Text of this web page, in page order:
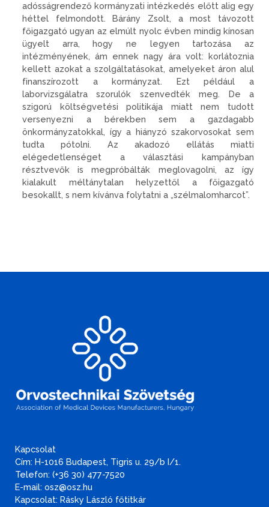
adósságrendező kormányzati intézkedés előtt alig egy
héttel felmondott. Bárány Zsolt, a most távozott
főigazgató ugyan az elmúlt nyolc évben mindig kínosan
ügyelt arra, hogy ne legyen tartozása az
intézményének, ám ennek nagy ára volt: korlátoznia
kellett azokat a szolgáltatásokat, amelyeket áron alul
finanszírozott a kormányzat. Ezt például a
laborvizsgálatra szorulók szenvedték meg. De a
szigorú költségvetési politikája miatt nem tudott
versenyezni a bérekben sem a gazdagabb
önkormányzatokkal, így a hiányzó szakorvosokat sem
tudta pótolni. Az akadozó ellátás miatti
elégedetlenséget a választási kampányban
résztvevők is megpróbálták meglovagolni, az így
kialakult méltánytalan helyzettől a főigazgató
besokallt, s nem kívánva folytatni a „szélmalomharcot”.
Kapcsolat
Cím: H-1016 Budapest, Tigris u. 29/b I/1.
Telefon: (+36 30) 477-7520
E-mail: osz@osz.hu
Kapcsolat: Rásky László főtitkár